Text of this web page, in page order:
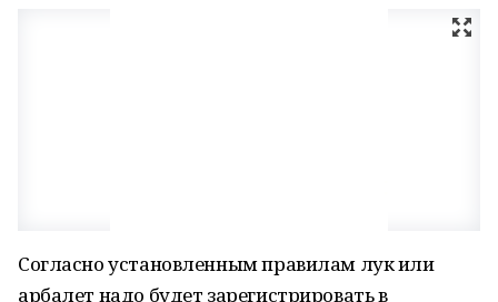
Согласно установленным правилам лук или
арбалет надо будет зарегистрировать в